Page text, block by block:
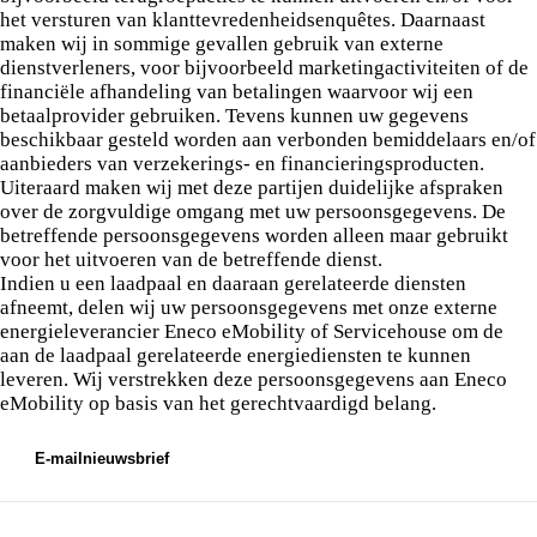
het versturen van klanttevredenheidsenquêtes. Daarnaast
maken wij in sommige gevallen gebruik van externe
dienstverleners, voor bijvoorbeeld marketingactiviteiten of de
financiële afhandeling van betalingen waarvoor wij een
betaalprovider gebruiken. Tevens kunnen uw gegevens
beschikbaar gesteld worden aan verbonden bemiddelaars en/of
aanbieders van verzekerings- en financieringsproducten.
Uiteraard maken wij met deze partijen duidelijke afspraken
over de zorgvuldige omgang met uw persoonsgegevens. De
betreffende persoonsgegevens worden alleen maar gebruikt
voor het uitvoeren van de betreffende dienst.
Indien u een laadpaal en daaraan gerelateerde diensten
afneemt, delen wij uw persoonsgegevens met onze externe
energieleverancier Eneco eMobility of Servicehouse om de
aan de laadpaal gerelateerde energiediensten te kunnen
leveren. Wij verstrekken deze persoonsgegevens aan Eneco
eMobility op basis van het gerechtvaardigd belang.
E-mailnieuwsbrief